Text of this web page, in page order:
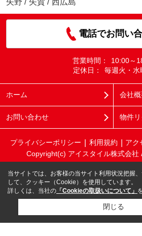
矢野 / 矢賀 / 西広島
電話でお問い
営業時間：
10:00～
定休日：
毎週火・水
ホーム 会社
お問い合わせ 物件リ
プライバシーポリシー 利用規約 アク
Copyright(c) アイスタイル株式会社
当サイトでは、お客様の当サイト利用状況把握
して、クッキー（Cookie）を使用しています。
詳しくは、当社の 「Cookieの取扱いについて」
閉じる